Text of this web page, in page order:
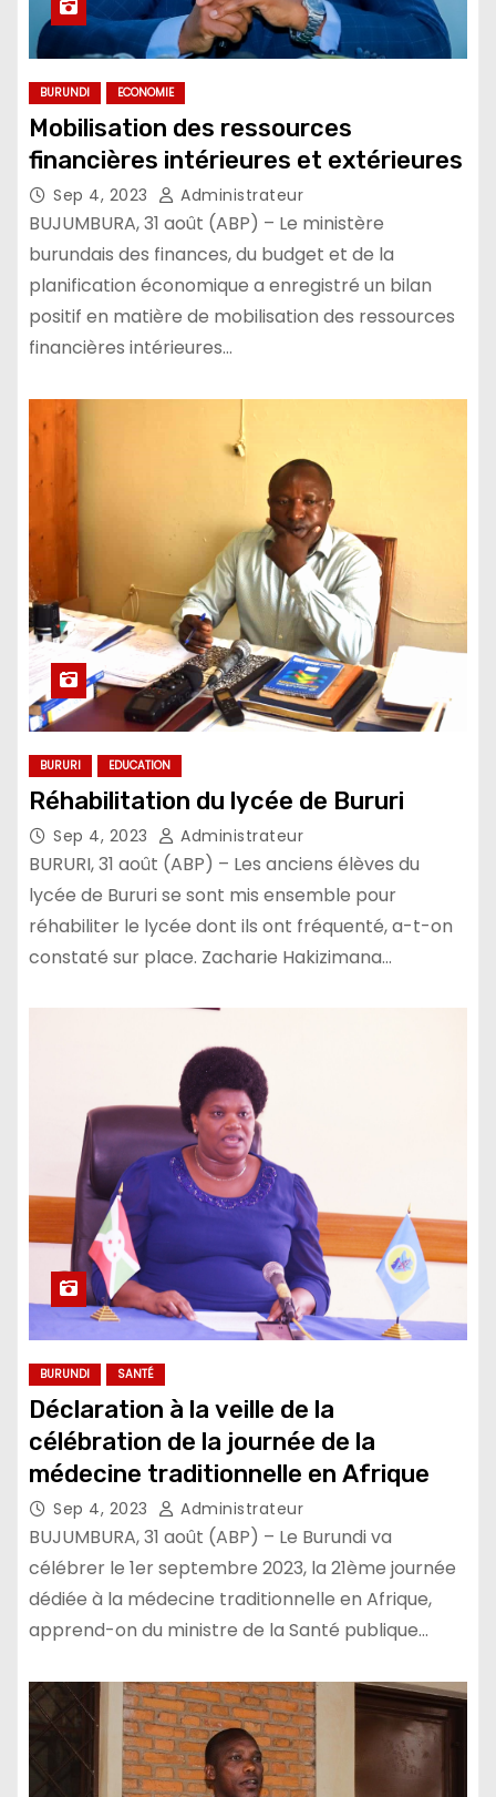
BURUNDI ECONOMIE
Mobilisation des ressources
financières intérieures et extérieures
Sep 4, 2023 Administrateur
BUJUMBURA, 31 août (ABP) – Le ministère
burundais des finances, du budget et de la
planification économique a enregistré un bilan
positif en matière de mobilisation des ressources
financières intérieures…
BURURI EDUCATION
Réhabilitation du lycée de Bururi
Sep 4, 2023 Administrateur
BURURI, 31 août (ABP) – Les anciens élèves du
lycée de Bururi se sont mis ensemble pour
réhabiliter le lycée dont ils ont fréquenté, a-t-on
constaté sur place. Zacharie Hakizimana…
BURUNDI SANTÉ
Déclaration à la veille de la
célébration de la journée de la
médecine traditionnelle en Afrique
Sep 4, 2023 Administrateur
BUJUMBURA, 31 août (ABP) – Le Burundi va
célébrer le 1er septembre 2023, la 21ème journée
dédiée à la médecine traditionnelle en Afrique,
apprend-on du ministre de la Santé publique…